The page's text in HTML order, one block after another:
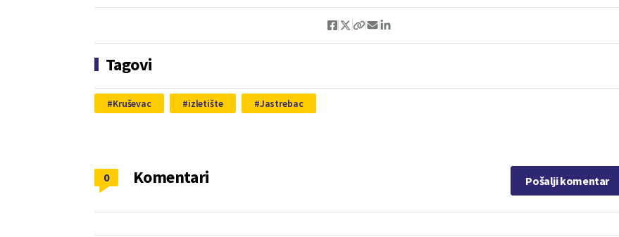
Tagovi
Kruševac izletište Jastrebac
Komentari
0 Pošalji komentar